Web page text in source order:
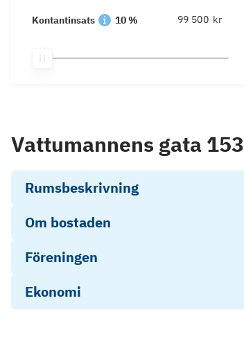
Kontantinsats 10 % kr
Vattumannens gata 153
Rumsbeskrivning
Om bostaden
Föreningen
Ekonomi